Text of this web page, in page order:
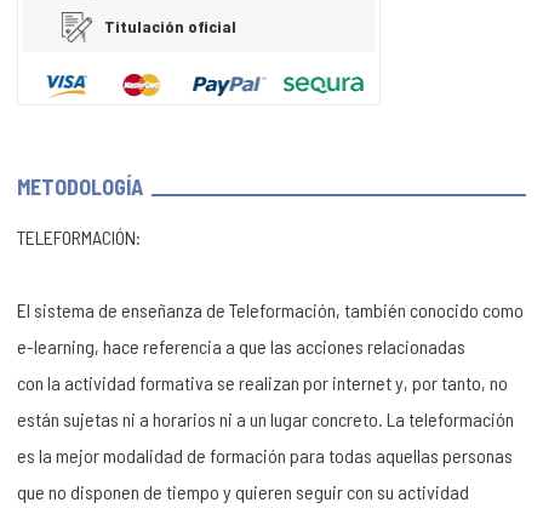
METODOLOGÍA
TELEFORMACIÓN:
El sistema de enseñanza de Teleformación, también conocido como
e-learning, hace referencia a que las acciones relacionadas
con la actividad formativa se realizan por internet y, por tanto, no
están sujetas ni a horarios ni a un lugar concreto. La teleformación
es la mejor modalidad de formación para todas aquellas personas
que no disponen de tiempo y quieren seguir con su actividad
Titulación oficial